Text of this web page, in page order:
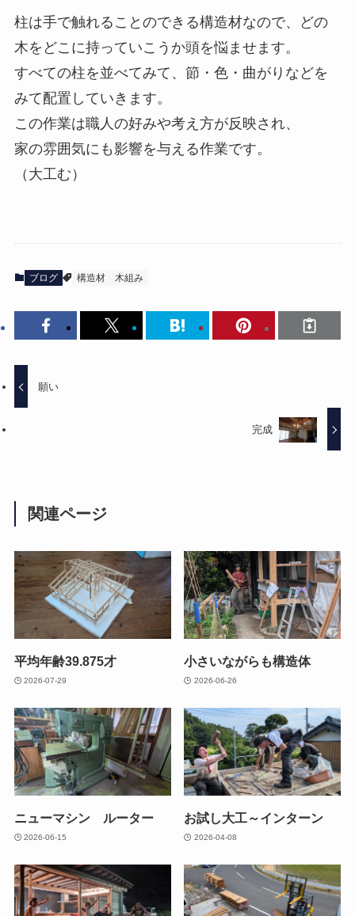
柱は手で触れることのできる構造材なので、どの
木をどこに持っていこうか頭を悩ませます。
すべての柱を並べてみて、節・色・曲がりなどを
みて配置していきます。
この作業は職人の好みや考え方が反映され、
家の雰囲気にも影響を与える作業です。
（大工む）
ブログ 構造材 木組み
願い
完成
関連ページ
平均年齢39.875才
2026-07-29
小さいながらも構造体
2026-06-26
ニューマシン ルーター
2026-06-15
お試し大工～インターン
2026-04-08